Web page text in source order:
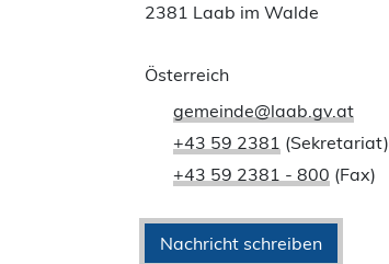
2381 Laab im Walde
Österreich
gemeinde@laab.gv.at
+43 59 2381 (Sekretariat)
+43 59 2381 - 800 (Fax)
Nachricht schreiben